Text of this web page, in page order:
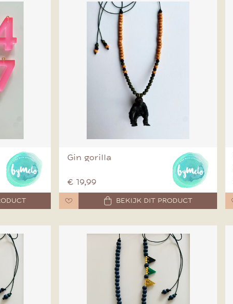
Gin gorilla
€ 19,99
BEKIJK DIT PRODUCT